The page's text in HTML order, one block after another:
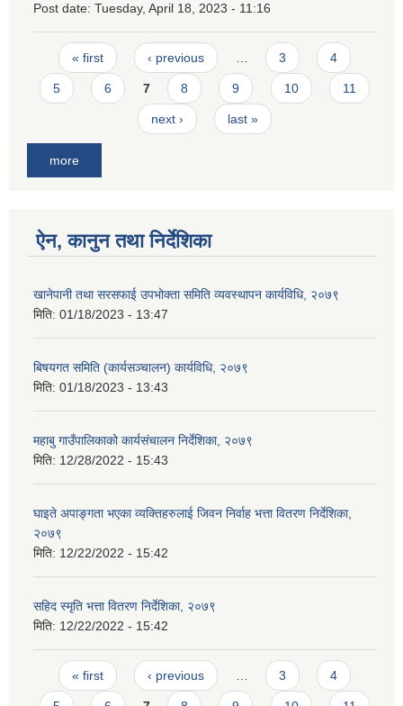
Post date: Tuesday, April 18, 2023 - 11:16
Pages
« first ‹ previous 3 4
5 6 7 8 9 10 11
next › last »
more
ऐन, कानुन तथा निर्देशिका
खानेपानी तथा सरसफाई उपभोक्ता समिति व्यवस्थापन कार्यविधि, २०७९
मिति: 01/18/2023 - 13:47
बिषयगत समिति (कार्यसञ्चालन) कार्यविधि, २०७९
मिति: 01/18/2023 - 13:43
महाबु गाउँपालिकाको कार्यसंचालन निर्देशिका, २०७९
मिति: 12/28/2022 - 15:43
घाइते अपाङ्गता भएका व्यक्तिहरुलाई जिवन निर्वाह भत्ता वितरण निर्देशिका,
२०७९
मिति: 12/22/2022 - 15:42
सहिद स्मृति भत्ता वितरण निर्देशिका, २०७९
मिति: 12/22/2022 - 15:42
Pages
« first ‹ previous 3 4